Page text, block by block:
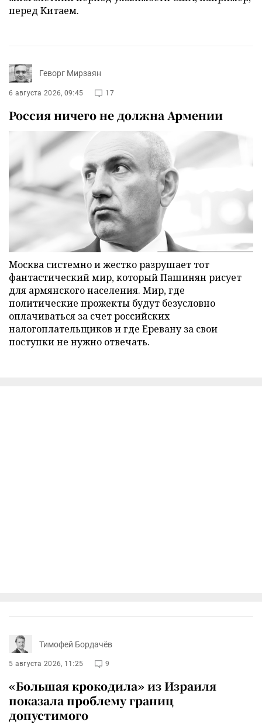
перед Китаем.
Геворг Мирзаян
6 августа 2026, 09:45 17
Россия ничего не должна Армении
Москва системно и жестко разрушает тот
фантастический мир, который Пашинян рисует
для армянского населения. Мир, где
политические прожекты будут безусловно
оплачиваться за счет российских
налогоплательщиков и где Еревану за свои
поступки не нужно отвечать.
Тимофей Бордачёв
5 августа 2026, 11:25 9
«Большая крокодила» из Израиля
показала проблему границ
допустимого